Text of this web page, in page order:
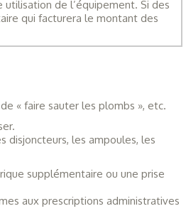
de l’équipement. Si des
qui facturera le montant des
« faire sauter les plombs », etc.
disjoncteurs, les ampoules, les
supplémentaire ou une prise
aux prescriptions administratives